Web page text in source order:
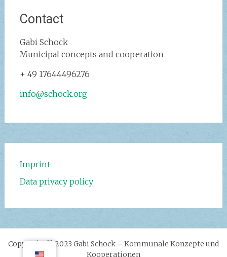
Contact
Gabi Schock‭
Municipal concepts and cooperation
+ 49 17644496276
info@schock.org
Imprint
Data privacy policy
Copyright © 2023 Gabi Schock – Kommunale Konzepte und
Kooperationen